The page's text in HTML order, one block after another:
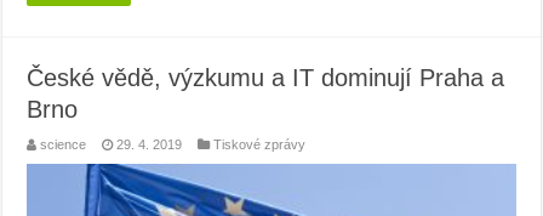
České vědě, výzkumu a IT dominují Praha a
Brno
science 29. 4. 2019 Tiskové zprávy